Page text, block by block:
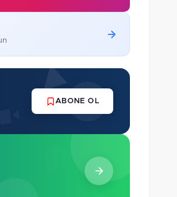
ABONE OL